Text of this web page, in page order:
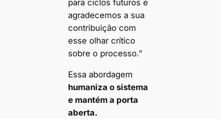
para ciclos futuros e
agradecemos a sua
contribuição com
esse olhar crítico
sobre o processo.”
Essa abordagem
humaniza o sistema
e mantém a porta
aberta.